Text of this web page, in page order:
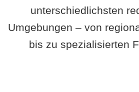
unterschiedlichsten
Umgebungen – von
bis zu spezialisierten